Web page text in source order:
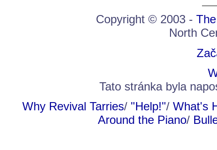
Copyright © 2003 -
North
Tato stránka byla
Why Revival Tarries/ "Help!"/ What's
Around the Piano/